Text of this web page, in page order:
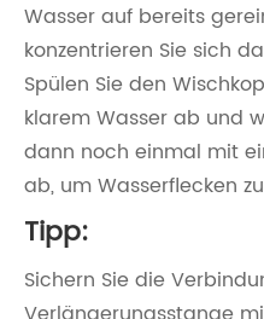
Wasser auf bereits
konzentrieren Sie sich
Spülen Sie den
klarem Wasser ab und
dann noch einmal mit
ab, um Wasserflecken
Tipp:
Sichern Sie die